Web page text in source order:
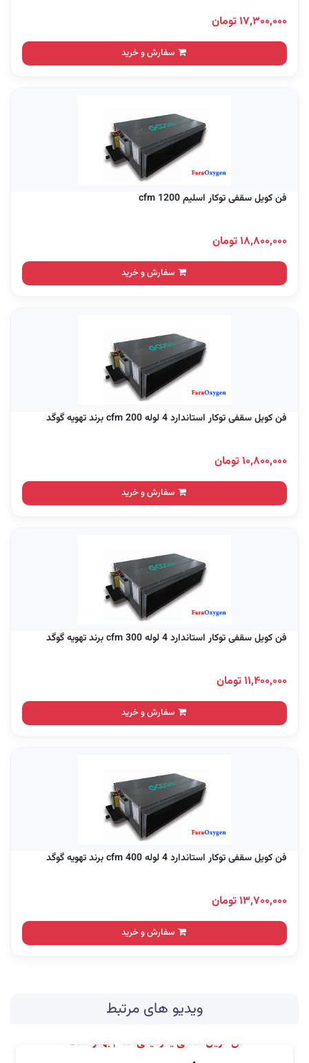
۱۷,۳۰۰,۰۰۰ تومان
سفارش و خرید
فن کویل سقفی توکار اسلیم 1200 cfm
۱۸,۸۰۰,۰۰۰ تومان
سفارش و خرید
فن کویل سقفی توکار استاندارد 4 لوله 200 cfm برند تهویه گوگد
۱۰,۸۰۰,۰۰۰ تومان
سفارش و خرید
فن کویل سقفی توکار استاندارد 4 لوله 300 cfm برند تهویه گوگد
۱۱,۴۰۰,۰۰۰ تومان
سفارش و خرید
فن کویل سقفی توکار استاندارد 4 لوله 400 cfm برند تهویه گوگد
۱۳,۷۰۰,۰۰۰ تومان
سفارش و خرید
ویدیو های مرتبط